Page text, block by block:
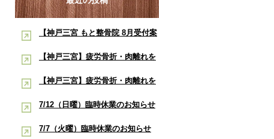
【神戸三宮 もと整骨院 8月受付案
内】8月は熱中症・交通事故・ス
ポート
【神戸三宮】疲労骨折・肉離れを
早く治したい学生アスリートへ｜
骨院
【神戸三宮】疲労骨折・肉離れを
早く治したい学生アスリートへ｜
7/12（日曜）臨時休業のお知らせ
【神戸市三宮 もと整骨院】
7/7（火曜）臨時休業のお知らせ